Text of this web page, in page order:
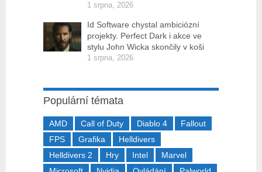
1 srpna, 2026
Id Software chystal ambiciózní
projekty. Perfect Dark i akce ve
stylu John Wicka skončily v koši
1 srpna, 2026
Populární témata
AMD Call of Duty Diablo 4
Fallout
FPS
Grafika
Helldivers
Helldivers 2
Hry Intel
Marvel